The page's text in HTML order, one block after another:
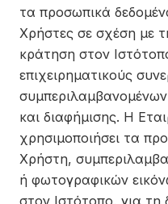
τα προσωπικά
Χρήστες σε σχέση με
κράτηση στον
επιχειρηματικούς
και διαφήμισης. Η
χρησιμοποιήσει τα
Χρήστη,
ή φωτογραφικών
στον Ιστότοπο, για τη